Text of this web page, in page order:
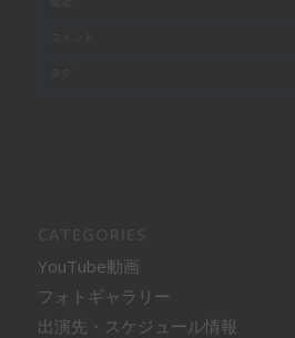
YouTube動画
フォトギャラリー
出演先・スケジュール情報